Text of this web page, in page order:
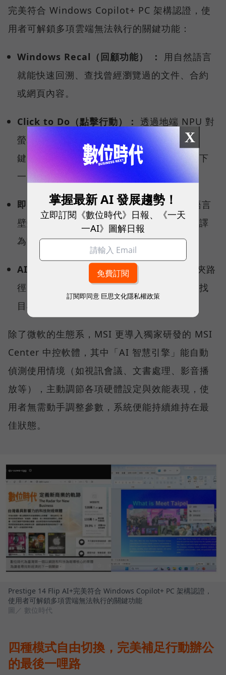
完美符合 Windows Copilot+ PC 架構認證，使
用者可解鎖多項雲端無法執行的關鍵功能：
Windows Recal（回顧功能） ：
用自然語言
就能快速回溯、查找曾經瀏覽過的文件、合約
或網頁內容。
Click to Do（點擊行動）： 透過地端 NPU 對
螢幕內容的即時理解，使用者只要按下快捷
鍵，就能讓系統智慧偵測、分析，預測你的下
一步行動，快速啟動後續工作流程。
即時字幕翻譯（Live Captions）：打破語言
壁壘，跨國視訊會議時，即時將多國語言翻譯
為繁體中文。
AI 智慧搜尋：
不需要精確記住檔名或資料夾路
徑，用自然語言就能從茫茫資料海中精準查找
目標檔案。
除了微軟的生態系，MSI 更導入獨家研發的 MSI
Center 中控軟體，其中「AI 智慧引擎」能自動
偵測使用情境（如視訊會議、文書處理、影音播
放等），主動調節各項硬體設定與效能表現，使
用者無需動手調整參數，系統便能持續維持在最
佳狀態。
Prestige 14 Flip AI+完美符合 Windows Copilot+ PC 架構認證，
使用者可解鎖多項雲端無法執行的關鍵功能
圖／ 數位時代
四種模式自由切換，完美補足行動辦公
的最後一哩路
X
掌握最新 AI 發展趨勢！
立即訂閱《數位時代》日報、《一天
一AI》圖解日報
訂閱即同意 巨思文化隱私權政策